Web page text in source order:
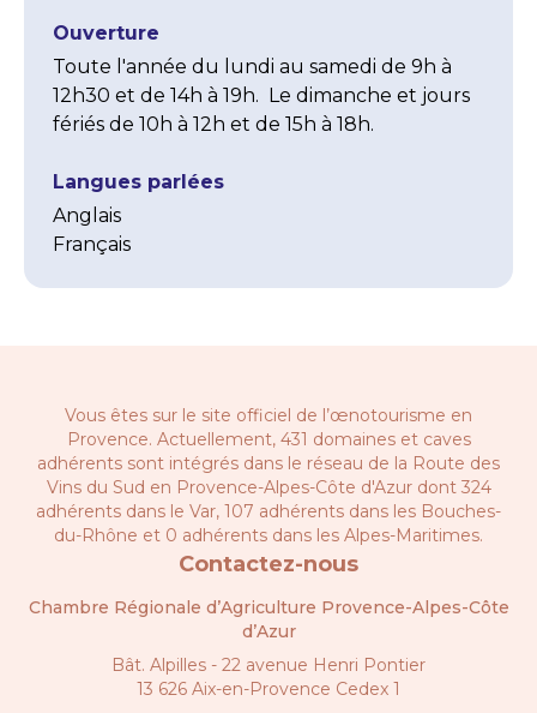
Ouverture
Toute l'année du lundi au samedi de 9h à
12h30 et de 14h à 19h.  Le dimanche et jours
fériés de 10h à 12h et de 15h à 18h.
Langues parlées
Anglais
Français
Vous êtes sur le site officiel de l’œnotourisme en
Provence. Actuellement, 431 domaines et caves
adhérents sont intégrés dans le réseau de la Route des
Vins du Sud en Provence-Alpes-Côte d'Azur dont 324
adhérents dans le Var, 107 adhérents dans les Bouches-
du-Rhône et 0 adhérents dans les Alpes-Maritimes.
Contactez-nous
Chambre Régionale d’Agriculture Provence-Alpes-Côte
d’Azur
Bât. Alpilles - 22 avenue Henri Pontier
13 626 Aix-en-Provence Cedex 1